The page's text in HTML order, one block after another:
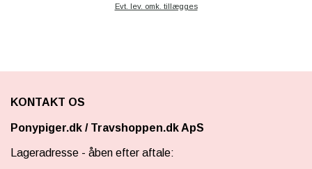
Evt. lev. omk. tillægges
KONTAKT OS
Ponypiger.dk / Travshoppen.dk ApS
Lageradresse - åben efter aftale: